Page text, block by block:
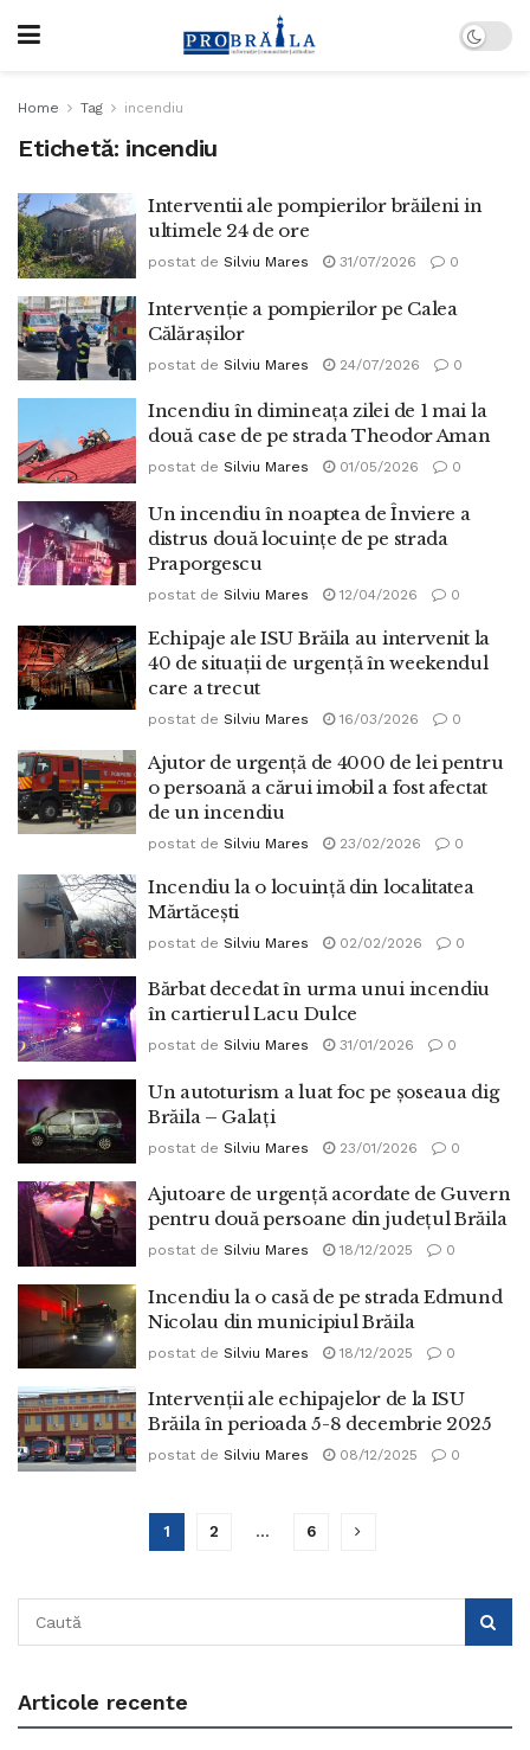
Home Tag incendiu
Etichetă: incendiu
Interventii ale pompierilor brăileni in
ultimele 24 de ore
postat de Silviu Mares 31/07/2026 0
Intervenție a pompierilor pe Calea
Călărașilor
postat de Silviu Mares 24/07/2026 0
Incendiu în dimineața zilei de 1 mai la
două case de pe strada Theodor Aman
postat de Silviu Mares 01/05/2026 0
Un incendiu în noaptea de Înviere a
distrus două locuințe de pe strada
Praporgescu
postat de Silviu Mares 12/04/2026 0
Echipaje ale ISU Brăila au intervenit la
40 de situații de urgență în weekendul
care a trecut
postat de Silviu Mares 16/03/2026 0
Ajutor de urgență de 4000 de lei pentru
o persoană a cărui imobil a fost afectat
de un incendiu
postat de Silviu Mares 23/02/2026 0
Incendiu la o locuință din localitatea
Mărtăcești
postat de Silviu Mares 02/02/2026 0
Bărbat decedat în urma unui incendiu
în cartierul Lacu Dulce
postat de Silviu Mares 31/01/2026 0
Un autoturism a luat foc pe șoseaua dig
Brăila – Galați
postat de Silviu Mares 23/01/2026 0
Ajutoare de urgență acordate de Guvern
pentru două persoane din județul Brăila
postat de Silviu Mares 18/12/2025 0
Incendiu la o casă de pe strada Edmund
Nicolau din municipiul Brăila
postat de Silviu Mares 18/12/2025 0
Intervenții ale echipajelor de la ISU
Brăila în perioada 5-8 decembrie 2025
postat de Silviu Mares 08/12/2025 0
1 2 … 6
Articole recente